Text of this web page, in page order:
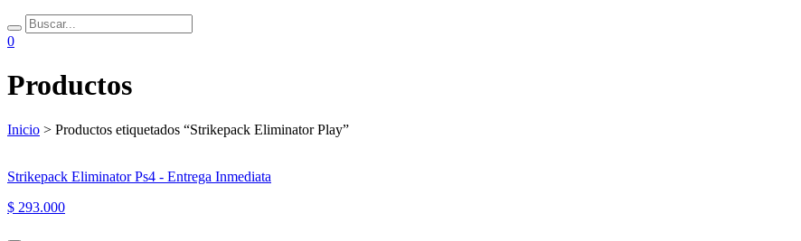
0
Productos
Inicio > Productos etiquetados “Strikepack Eliminator Play”
Strikepack Eliminator Ps4 - Entrega Inmediata
$ 293.000